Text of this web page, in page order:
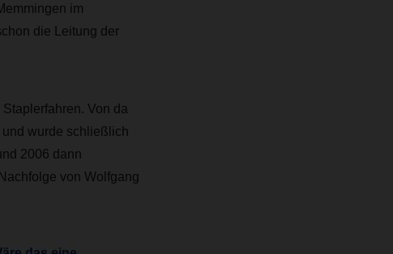
im
die Leitung der
Von da
wurde schließlich
2006 dann
von Wolfgang